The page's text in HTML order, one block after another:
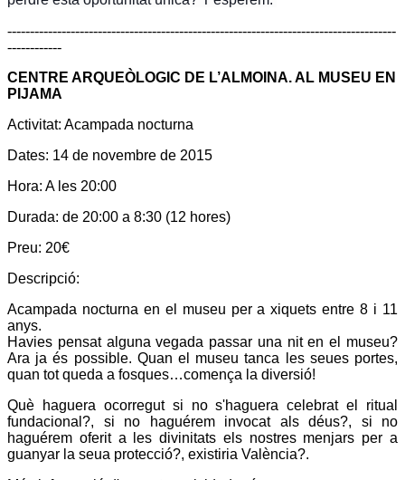
--------------------------------------------------------------------------------------
------------
CENTRE ARQUEÒLOGIC DE L’ALMOINA. AL MUSEU EN
PIJAMA
Activitat: Acampada nocturna
Dates: 14 de novembre de 2015
Hora: A les 20:00
Durada: de 20:00 a 8:30 (12 hores)
Preu: 20€
Descripció:
Acampada nocturna en el museu per a xiquets entre 8 i 11
anys.
Havies pensat alguna vegada passar una nit en el museu?
Ara ja és possible. Quan el museu tanca les seues portes,
quan tot queda a fosques…comença la diversió!
Què haguera ocorregut si no s'haguera celebrat el ritual
fundacional?, si no haguérem invocat als déus?, si no
haguérem oferit a les divinitats els nostres menjars per a
guanyar la seua protecció?, existiria València?.